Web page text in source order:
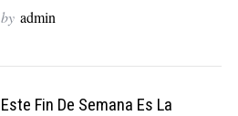
by admin
Este Fin De Semana Es La